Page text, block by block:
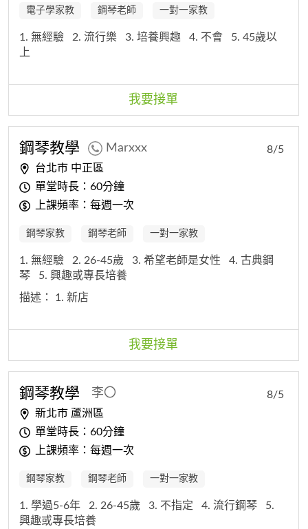
電子學家教 鋼琴老師 一對一家教
1. 無經驗 2. 流行樂 3. 培養興趣 4. 不會
5. 45歲以
上
我要接單
鋼琴教學 Marxxx
台北市 中正區
單堂時長：60分鐘
上課頻率：每週一次
8/5
鋼琴家教 鋼琴老師 一對一家教
1. 無經驗 2. 26-45歲 3. 希望老師是女性
4. 古典鋼
琴
5. 興趣或專長培養
描述： 1. 新店
我要接單
鋼琴教學 李〇
新北市 蘆洲區
單堂時長：60分鐘
上課頻率：每週一次
8/5
鋼琴家教 鋼琴老師 一對一家教
1. 學過5-6年 2. 26-45歲 3. 不指定 4. 流行鋼琴
5.
興趣或專長培養